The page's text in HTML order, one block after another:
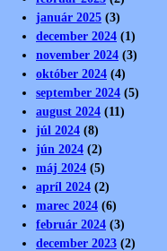
január 2025 (3)
december 2024 (1)
november 2024 (3)
október 2024 (4)
september 2024 (5)
august 2024 (11)
júl 2024 (8)
jún 2024 (2)
máj 2024 (5)
apríl 2024 (2)
marec 2024 (6)
február 2024 (3)
december 2023 (2)